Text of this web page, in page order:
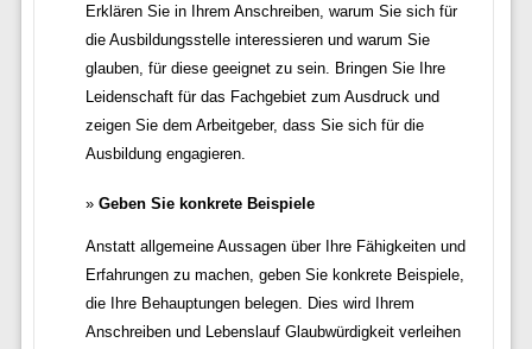
Erklären Sie in Ihrem Anschreiben, warum Sie sich für
die Ausbildungsstelle interessieren und warum Sie
glauben, für diese geeignet zu sein. Bringen Sie Ihre
Leidenschaft für das Fachgebiet zum Ausdruck und
zeigen Sie dem Arbeitgeber, dass Sie sich für die
Ausbildung engagieren.
Geben Sie konkrete Beispiele
Anstatt allgemeine Aussagen über Ihre Fähigkeiten und
Erfahrungen zu machen, geben Sie konkrete Beispiele,
die Ihre Behauptungen belegen. Dies wird Ihrem
Anschreiben und Lebenslauf Glaubwürdigkeit verleihen